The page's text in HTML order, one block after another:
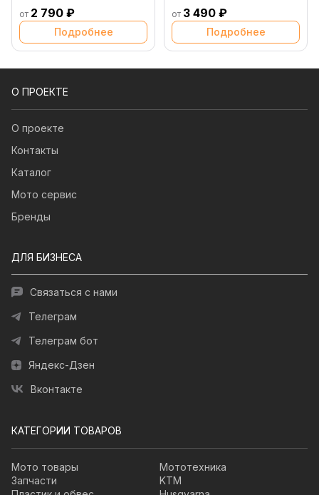
от 2 790 ₽
Подробнее
от 3 490 ₽
Подробнее
О ПРОЕКТЕ
О проекте
Контакты
Каталог
Мото сервис
Бренды
ДЛЯ БИЗНЕСА
Связаться с нами
Телеграм
Телеграм бот
Яндекс-Дзен
Вконтакте
КАТЕГОРИИ ТОВАРОВ
Мото товары
Запчасти
Мототехника
KTM